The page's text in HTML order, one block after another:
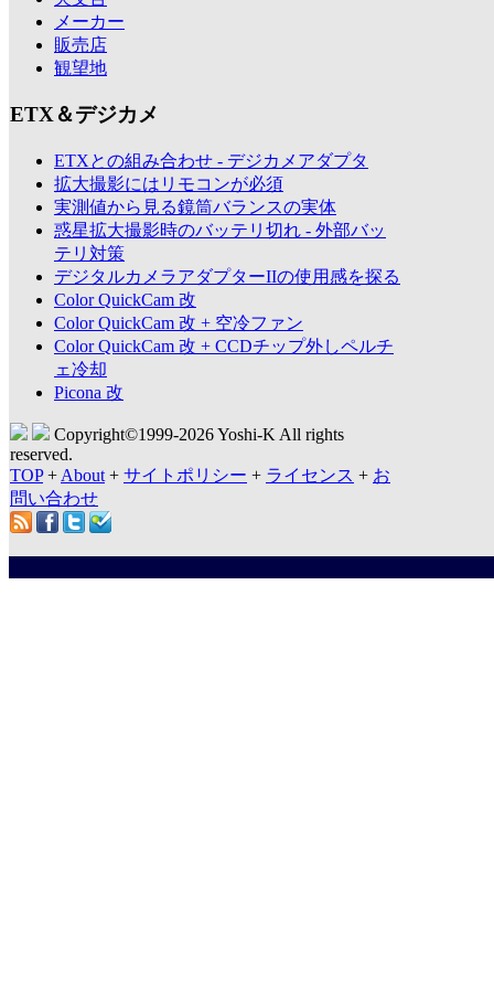
メーカー
販売店
観望地
ETX＆デジカメ
ETXとの組み合わせ - デジカメアダプタ
拡大撮影にはリモコンが必須
実測値から見る鏡筒バランスの実体
惑星拡大撮影時のバッテリ切れ - 外部バッ
テリ対策
デジタルカメラアダプターIIの使用感を探る
Color QuickCam 改
Color QuickCam 改 + 空冷ファン
Color QuickCam 改 + CCDチップ外しペルチ
ェ冷却
Picona 改
Copyright©1999-2026 Yoshi-K All rights
reserved.
TOP+ About + サイトポリシー + ライセンス + お
問い合わせ